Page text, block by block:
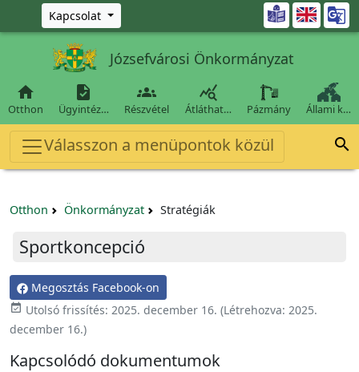
Ugrás a fő tartalomra
Kapcsolat 
Józsefvárosi Önkormányzat

Otthon

Ügyintéz…

Részvétel

Átláthat… Pázmány Állami k…
Válasszon a menüpontok közül 
Otthon Önkormányzat Stratégiák
Sportkoncepció
Megosztás Facebook-on
event_available Utolsó frissítés: 2025. december 16. (Létrehozva: 2025.
december 16.)
Kapcsolódó dokumentumok